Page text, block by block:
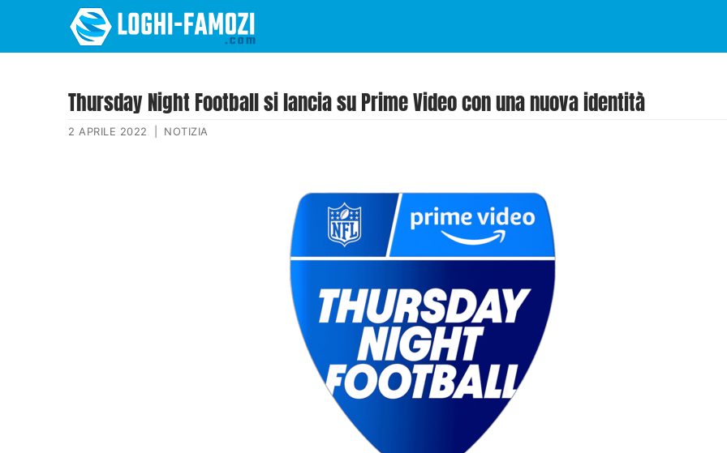
Thursday Night Football si lancia su Prime Video con una nuova identità
2 APRILE 2022 NOTIZIA